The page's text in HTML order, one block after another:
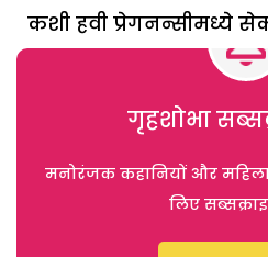
कशी हवी प्रेगनन्सीमध्ये
गृहशोभा
मनोरंजक कहानियों और
लिए